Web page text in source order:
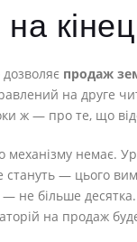
продаж
на друге
ж — про те, що
механізму немає.
стануть — цього
не більше десятка.
на продаж